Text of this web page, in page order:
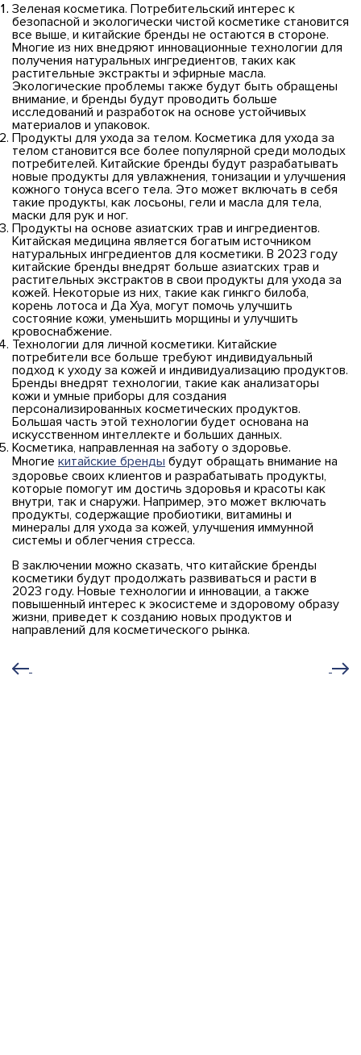
Зеленая косметика. Потребительский интерес к
безопасной и экологически чистой косметике становится
все выше, и китайские бренды не остаются в стороне.
Многие из них внедряют инновационные технологии для
получения натуральных ингредиентов, таких как
растительные экстракты и эфирные масла.
Экологические проблемы также будут быть обращены
внимание, и бренды будут проводить больше
исследований и разработок на основе устойчивых
материалов и упаковок.
Продукты для ухода за телом. Косметика для ухода за
телом становится все более популярной среди молодых
потребителей. Китайские бренды будут разрабатывать
новые продукты для увлажнения, тонизации и улучшения
кожного тонуса всего тела. Это может включать в себя
такие продукты, как лосьоны, гели и масла для тела,
маски для рук и ног.
Продукты на основе азиатских трав и ингредиентов.
Китайская медицина является богатым источником
натуральных ингредиентов для косметики. В 2023 году
китайские бренды внедрят больше азиатских трав и
растительных экстрактов в свои продукты для ухода за
кожей. Некоторые из них, такие как гинкго билоба,
корень лотоса и Да Хуа, могут помочь улучшить
состояние кожи, уменьшить морщины и улучшить
кровоснабжение.
Технологии для личной косметики. Китайские
потребители все больше требуют индивидуальный
подход к уходу за кожей и индивидуализацию продуктов.
Бренды внедрят технологии, такие как анализаторы
кожи и умные приборы для создания
персонализированных косметических продуктов.
Большая часть этой технологии будет основана на
искусственном интеллекте и больших данных.
Косметика, направленная на заботу о здоровье.
Многие китайские бренды будут обращать внимание на
здоровье своих клиентов и разрабатывать продукты,
которые помогут им достичь здоровья и красоты как
внутри, так и снаружи. Например, это может включать
продукты, содержащие пробиотики, витамины и
минералы для ухода за кожей, улучшения иммунной
системы и облегчения стресса.
В заключении можно сказать, что китайские бренды
косметики будут продолжать развиваться и расти в
2023 году. Новые технологии и инновации, а также
повышенный интерес к экосистеме и здоровому образу
жизни, приведет к созданию новых продуктов и
направлений для косметического рынка.
Навигация